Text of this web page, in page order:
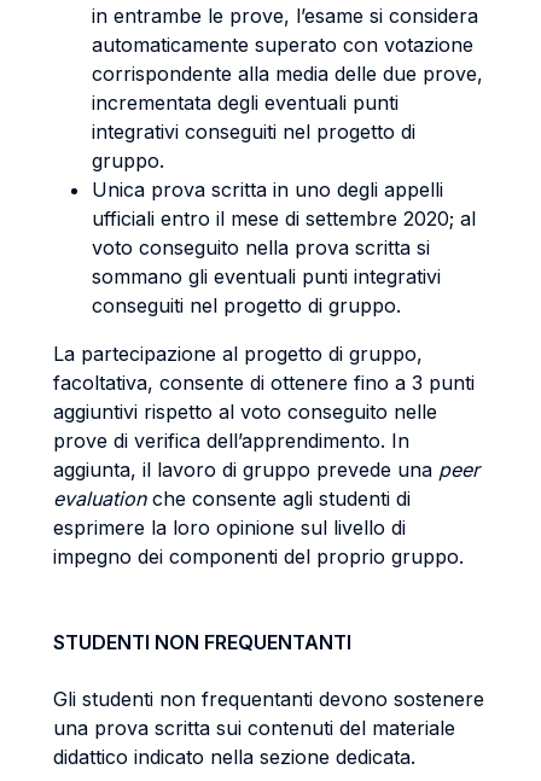
in entrambe le prove, l’esame si considera
automaticamente superato con votazione
corrispondente alla media delle due prove,
incrementata degli eventuali punti
integrativi conseguiti nel progetto di
gruppo.
Unica prova scritta in uno degli appelli
ufficiali entro il mese di settembre 2020; al
voto conseguito nella prova scritta si
sommano gli eventuali punti integrativi
conseguiti nel progetto di gruppo.
La partecipazione al progetto di gruppo,
facoltativa, consente di ottenere fino a 3 punti
aggiuntivi rispetto al voto conseguito nelle
prove di verifica dell’apprendimento. In
aggiunta, il lavoro di gruppo prevede una peer
evaluationche consente agli studenti di
esprimere la loro opinione sul livello di
impegno dei componenti del proprio gruppo.
STUDENTI NON FREQUENTANTI
Gli studenti non frequentanti devono sostenere
una prova scritta sui contenuti del materiale
didattico indicato nella sezione dedicata.